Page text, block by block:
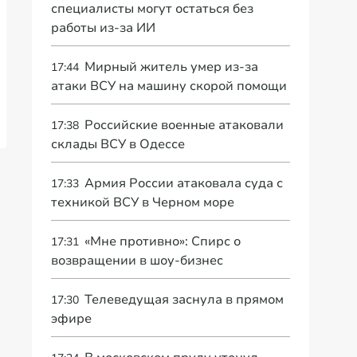
специалисты могут остаться без
работы из-за ИИ
17:44 Мирный житель умер из-за
атаки ВСУ на машину скорой помощи
17:38 Российские военные атаковали
склады ВСУ в Одессе
17:33 Армия России атаковала суда с
техникой ВСУ в Черном море
17:31 «Мне противно»: Спирс о
возвращении в шоу-бизнес
17:30 Телеведущая заснула в прямом
эфире